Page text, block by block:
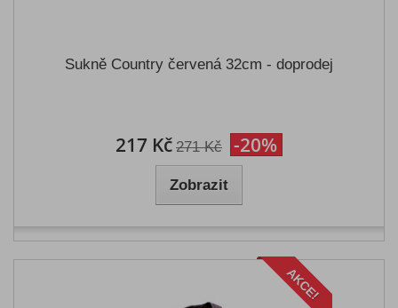
Sukně Country červená 32cm - doprodej
217 Kč 271 Kč -20%
Zobrazit
AKCE!